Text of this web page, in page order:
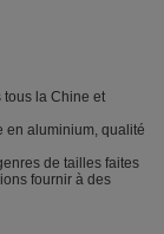
tous la Chine et
en aluminium, qualité
de tailles faites
fournir à des